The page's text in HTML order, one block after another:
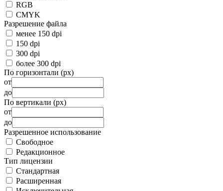
RGB
CMYK
Разрешение файла
менее 150 dpi
150 dpi
300 dpi
более 300 dpi
По горизонтали (px)
от
до
По вертикали (px)
от
до
Разрешенное использование
Свободное
Редакционное
Тип лицензии
Стандартная
Расширенная